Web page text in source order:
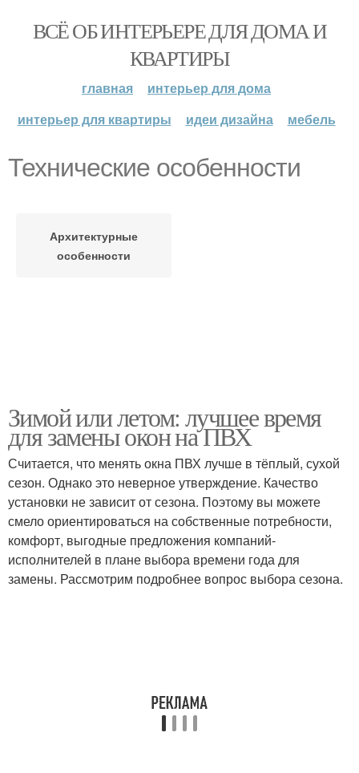
ВСЁ ОБ ИНТЕРЬЕРЕ ДЛЯ ДОМА И
КВАРТИРЫ
главная
интерьер для дома
интерьер для квартиры
идеи дизайна мебель
Технические особенности
Архитектурные
особенности
Зимой или летом: лучшее время
для замены окон на ПВХ
Считается, что менять окна ПВХ лучше в тёплый, сухой
сезон. Однако это неверное утверждение. Качество
установки не зависит от сезона. Поэтому вы можете
смело ориентироваться на собственные потребности,
комфорт, выгодные предложения компаний-
исполнителей в плане выбора времени года для
замены. Рассмотрим подробнее вопрос выбора сезона.